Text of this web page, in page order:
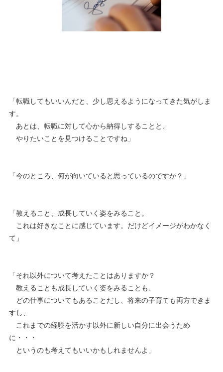
「転職してもいいんだと、少し思えるようになってきた気がしま
す。
あとは、転職に対して心から納得しすることと、
やりたいことを見つけることですね」
「今のところ、何が向いていると思っているのですか？」
「教えること、成長していく姿をみること。
これは好きなことに感じています。だけどイメージがわかなく
て」
「それ以外について考えたことはありますか？
教えることも成長していく姿をみることも、
どの仕事についてもあることだし、将来の子育ても両方できま
すし、
これまでの経験を活かす以外に新しい自分に出会うため
に・・・
というのも考えてもいいかもしれませんよ」